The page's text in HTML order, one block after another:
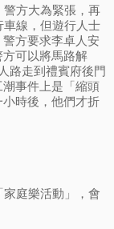
方大為緊張，再
線，但遊行人士
方要求李卓人安
可以將馬路解
路走到禮賓府後門
事件上是「縮頭
時後，他們才折
庭樂活動」，會